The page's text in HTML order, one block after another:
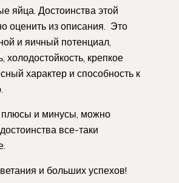
яйца. Достоинства этой
оценить из описания. Это
и яичный потенциал,
холодостойкость, крепкое
характер и способность к
плюсы и минусы, можно
все-таки
и больших успехов!